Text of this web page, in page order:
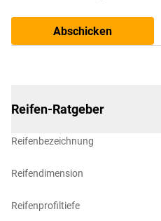
Abschicken
Reifen-Ratgeber
Reifenbezeichnung
Reifendimension
Reifenprofiltiefe